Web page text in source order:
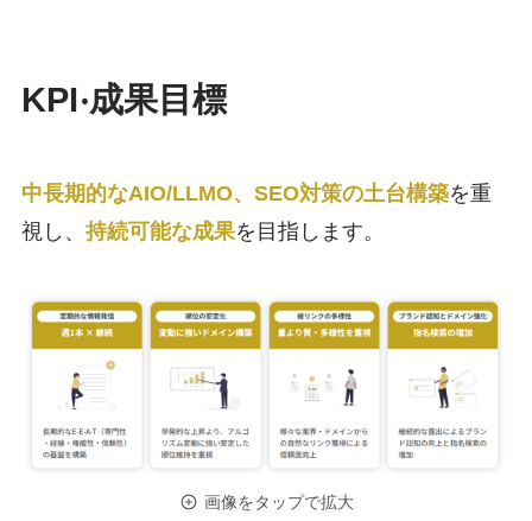
KPI‧成果目標
中長期的なAIO/LLMO、SEO対策の土台構築を重
視し、 持続可能な成果を目指します。
画像をタップで拡大